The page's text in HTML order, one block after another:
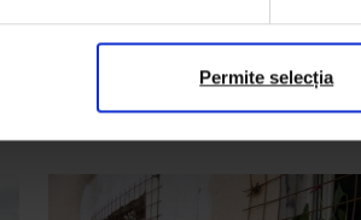
Permite selecția